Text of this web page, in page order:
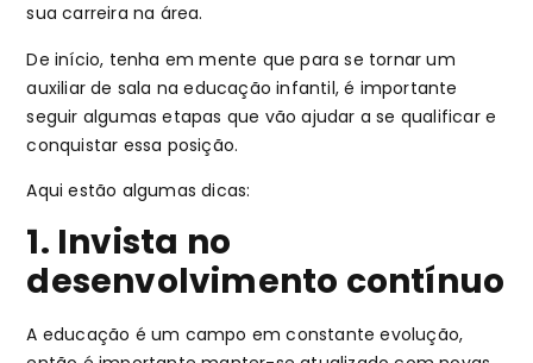
sua carreira na área.
De início, tenha em mente que para se tornar um
auxiliar de sala na educação infantil, é importante
seguir algumas etapas que vão ajudar a se qualificar e
conquistar essa posição.
Aqui estão algumas dicas:
1. Invista no
desenvolvimento contínuo
A educação é um campo em constante evolução,